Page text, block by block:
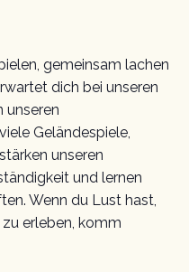
gemeinsam lachen
dich bei unseren
unseren
Geländespiele,
unseren
und lernen
Wenn du Lust hast,
erleben, komm